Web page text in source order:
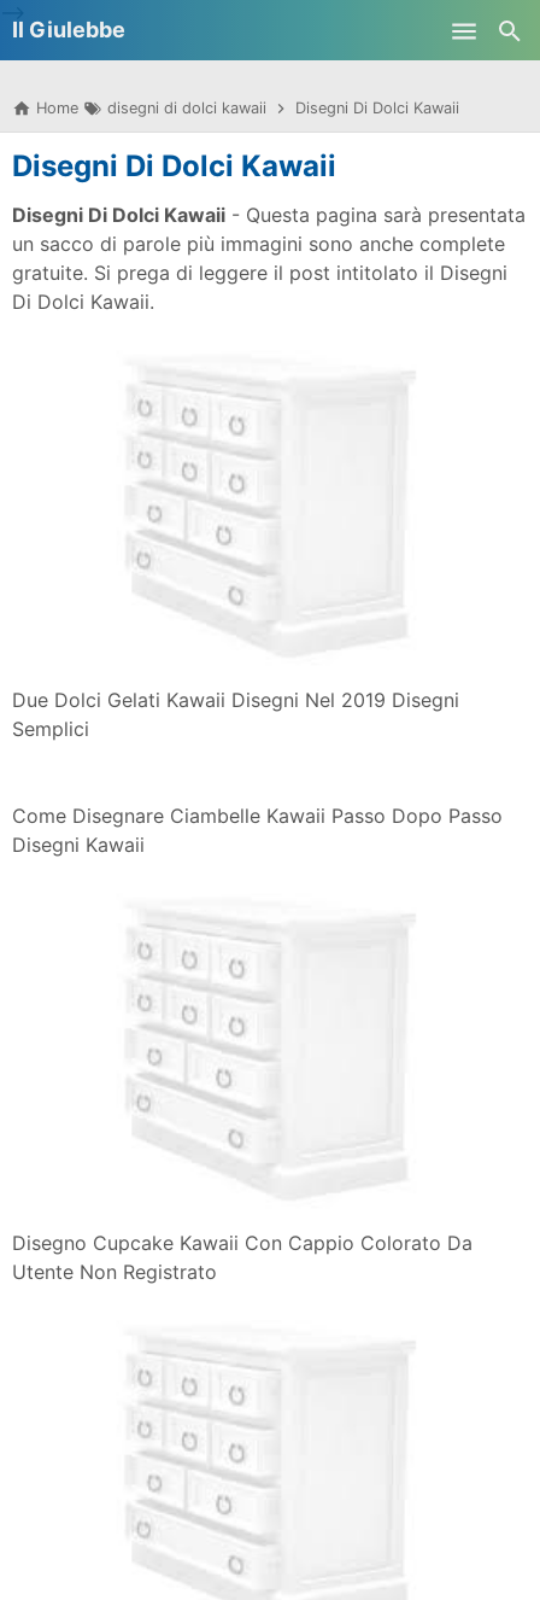
Il Giulebbe
Home disegni di dolci kawaii Disegni Di Dolci Kawaii
Disegni Di Dolci Kawaii
Disegni Di Dolci Kawaii - Questa pagina sarà presentata
un sacco di parole più immagini sono anche complete
gratuite. Si prega di leggere il post intitolato il Disegni
Di Dolci Kawaii.
Due Dolci Gelati Kawaii Disegni Nel 2019 Disegni
Semplici
Come Disegnare Ciambelle Kawaii Passo Dopo Passo
Disegno Cupcake Kawaii Con Cappio Colorato Da